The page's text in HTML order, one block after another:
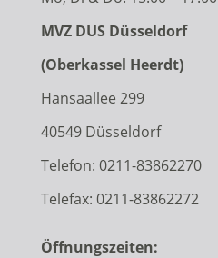
MVZ DUS Düsseldorf
(Oberkassel Heerdt)
Hansaallee 299
40549 Düsseldorf
Telefon: 0211-83862270
Telefax: 0211-83862272
Öffnungszeiten: